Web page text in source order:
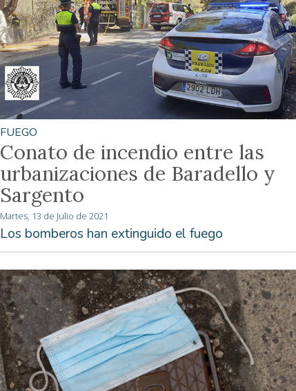
FUEGO
Conato de incendio entre las
urbanizaciones de Baradello y
Sargento
Martes, 13 de Julio de 2021
Los bomberos han extinguido el fuego